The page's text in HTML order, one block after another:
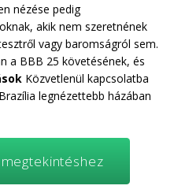
nézése pedig
akik nem szeretnének
vagy baromságról sem.
a BBB 25 követésének, és
Közvetlenül kapcsolatba
legnézettebb házában